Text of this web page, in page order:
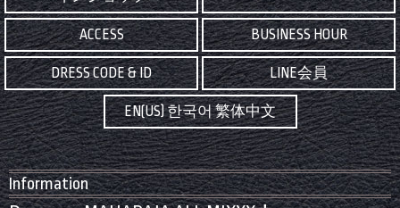
ACCESS BUSINESS HOUR
DRESS CODE & ID LINE会員
EN(US) 한국어 繁体中文
Information